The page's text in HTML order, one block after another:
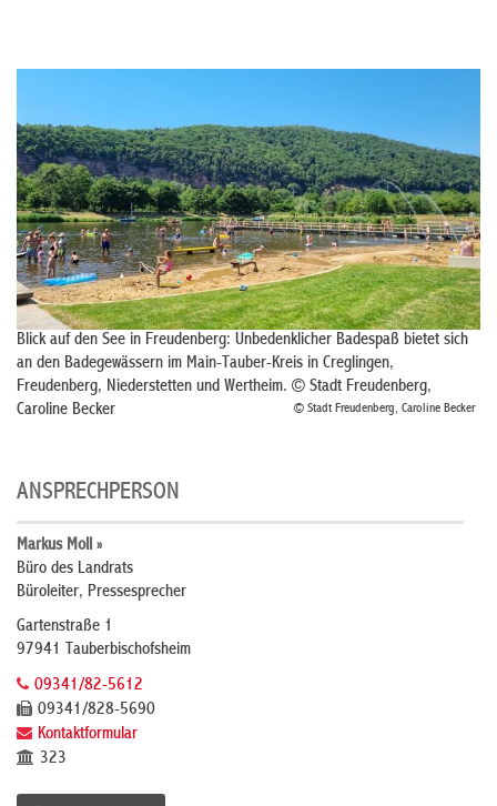
© Stadt Freudenberg, Caroline Becker
Blick auf den See in Freudenberg: Unbedenklicher Badespaß bietet sich
an den Badegewässern im Main-Tauber-Kreis in Creglingen,
Freudenberg, Niederstetten und Wertheim. © Stadt Freudenberg,
Caroline Becker
ANSPRECHPERSON
Markus Moll »
Büro des Landrats
Büroleiter, Pressesprecher
Gartenstraße 1
97941 Tauberbischofsheim
09341/82-5612
09341/828-5690
Kontaktformular
323